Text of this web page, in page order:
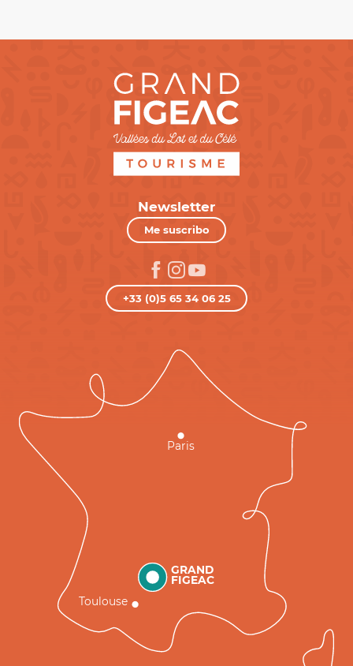
Newsletter
Me suscribo
+33 (0)5 65 34 06 25
GRAND
FIGEAC
Toulouse
Paris